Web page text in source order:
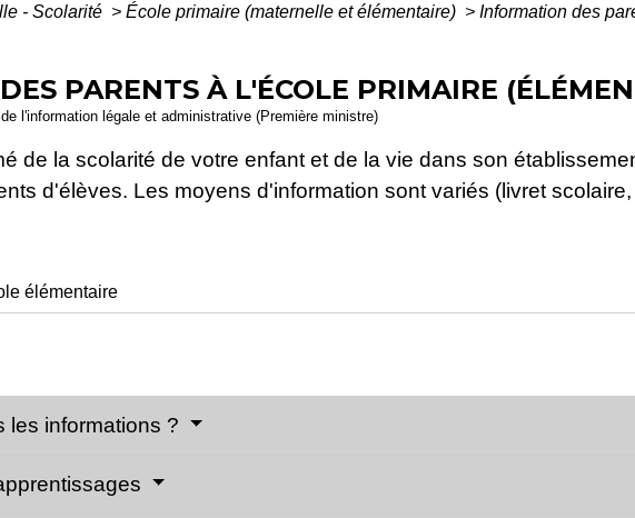
- Scolarité > École primaire (maternelle et élémentaire) > Information des
PARENTS À L'ÉCOLE PRIMAIRE
l'information légale et administrative (Première ministre)
de la scolarité de votre enfant et de la vie dans son
d'élèves. Les moyens d'information sont variés (livret
élémentaire
les informations ?